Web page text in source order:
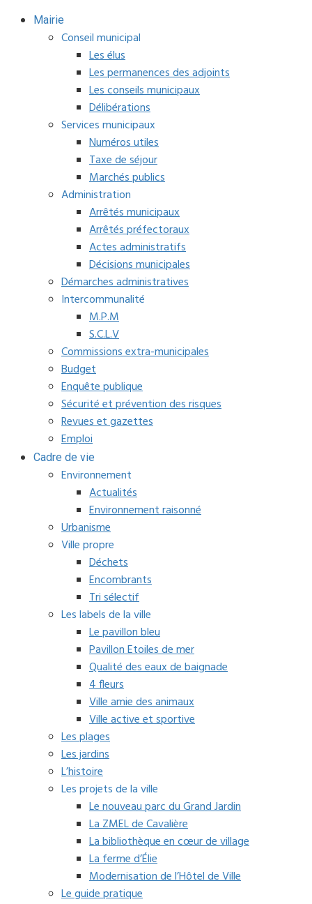
Mairie
Conseil municipal
Les élus
Les permanences des adjoints
Les conseils municipaux
Délibérations
Services municipaux
Numéros utiles
Taxe de séjour
Marchés publics
Administration
Arrêtés municipaux
Arrêtés préfectoraux
Actes administratifs
Décisions municipales
Démarches administratives
Intercommunalité
M.P.M
S.C.L.V
Commissions extra-municipales
Budget
Enquête publique
Sécurité et prévention des risques
Revues et gazettes
Emploi
Cadre de vie
Environnement
Actualités
Environnement raisonné
Urbanisme
Ville propre
Déchets
Encombrants
Tri sélectif
Les labels de la ville
Le pavillon bleu
Pavillon Etoiles de mer
Qualité des eaux de baignade
4 fleurs
Ville amie des animaux
Ville active et sportive
Les plages
Les jardins
L’histoire
Les projets de la ville
Le nouveau parc du Grand Jardin
La ZMEL de Cavalière
La bibliothèque en cœur de village
La ferme d’Élie
Modernisation de l’Hôtel de Ville
Le guide pratique